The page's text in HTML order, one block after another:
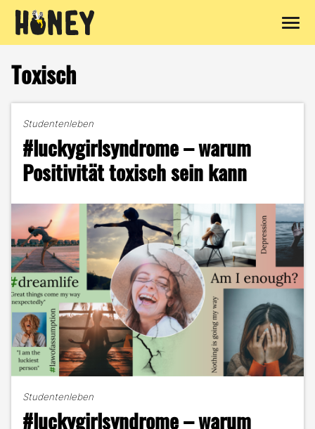
Inhalt
springen
Toxisch
Studentenleben
#luckygirlsyndrome – warum
Positivität toxisch sein kann
Studentenleben
#luckygirlsyndrome – warum